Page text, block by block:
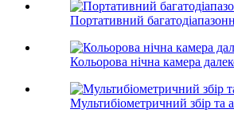
Портативний
Кольорова нічна камера
Мультибіометричний збір та